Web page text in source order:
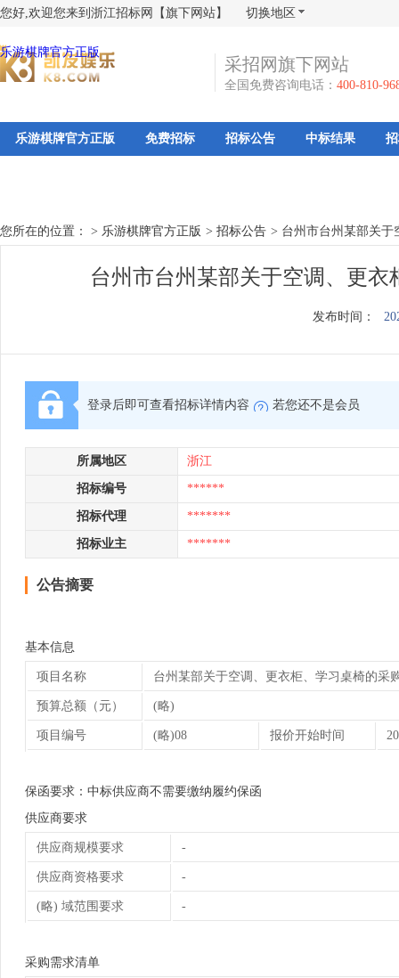
您好,欢迎您来到浙江招标网【旗下网站】 切换地区
乐游棋牌官方正版
采招网旗下网站
全国免费咨询电话： 400-810-
乐游棋牌官方正版 免费招标 招标公告 中标结果
您所在的位置： > 乐游棋牌官方正版 > 招标公告 > 台州市台州某部关于
台州市台州某部关于空调、更
发布时间：
登录后即可查看招标详情内容 若您还不是会员
所属地区 浙江
招标编号 ******
招标代理 *******
招标业主 *******
公告摘要
基本信息
项目名称 台州某部关于空调、更衣柜、学习桌椅的采
预算总额（元） (略)
项目编号 (略)08 报价开始时间
保函要求：中标供应商不需要缴纳履约保函
供应商要求
供应商规模要求 -
供应商资格要求 -
(略) 域范围要求 -
采购需求清单